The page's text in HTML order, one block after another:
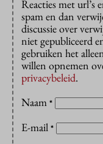
Reacties met url’s
spam en dan
discussie over
niet gepubliceerd
gebruiken het
willen opnemen
privacybeleid.
Naam *
E-mail *